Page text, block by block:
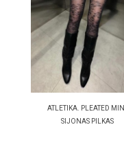
ATLETIKA. PLEATED MINI
SIJONAS PILKAS